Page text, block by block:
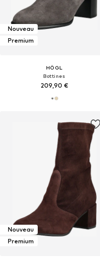
Nouveau
Premium
HÖGL
Bottines
209,90 €
Nouveau
Premium